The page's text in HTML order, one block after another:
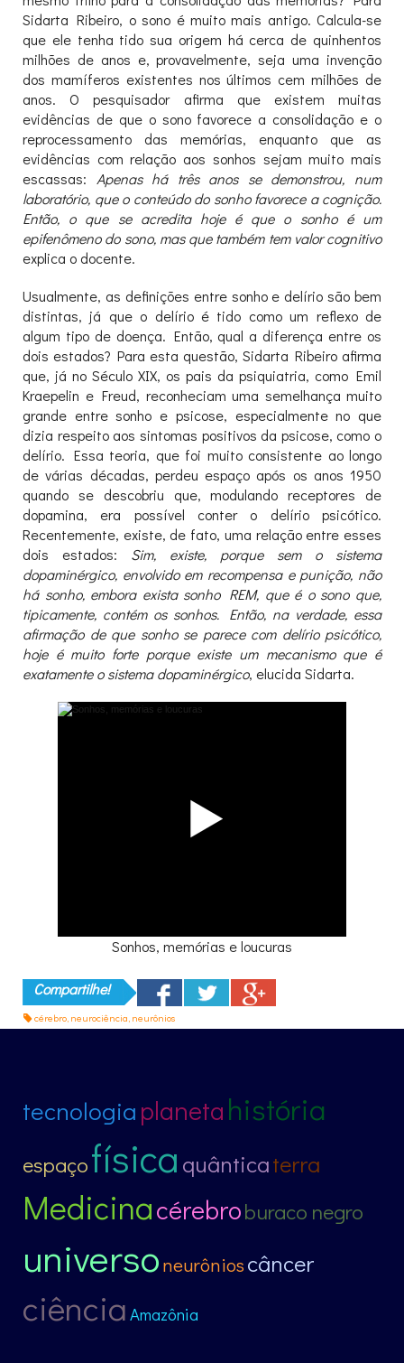
Sidarta Ribeiro, o sono é muito mais antigo. Calcula-se
que ele tenha tido sua origem há cerca de quinhentos
milhões de anos e, provavelmente, seja uma invenção
dos mamíferos existentes nos últimos cem milhões de
anos. O pesquisador afirma que existem muitas
evidências de que o sono favorece a consolidação e o
reprocessamento das memórias, enquanto que as
evidências com relação aos sonhos sejam muito mais
escassas: Apenas há três anos se demonstrou, num
laboratório, que o conteúdo do sonho favorece a cognição.
Então, o que se acredita hoje é que o sonho é um
epifenômeno do sono, mas que também tem valor cognitivo
explica o docente.
Usualmente, as definições entre sonho e delírio são bem
distintas, já que o delírio é tido como um reflexo de
algum tipo de doença. Então, qual a diferença entre os
dois estados? Para esta questão, Sidarta Ribeiro afirma
que, já no Século XIX, os pais da psiquiatria, como Emil
Kraepelin e Freud, reconheciam uma semelhança muito
grande entre sonho e psicose, especialmente no que
dizia respeito aos sintomas positivos da psicose, como o
delírio. Essa teoria, que foi muito consistente ao longo
de várias décadas, perdeu espaço após os anos 1950
quando se descobriu que, modulando receptores de
dopamina, era possível conter o delírio psicótico.
Recentemente, existe, de fato, uma relação entre esses
dois estados: Sim, existe, porque sem o sistema
dopaminérgico, envolvido em recompensa e punição, não
há sonho, embora exista sonho REM, que é o sono que,
tipicamente, contém os sonhos. Então, na verdade, essa
afirmação de que sonho se parece com delírio psicótico,
hoje é muito forte porque existe um mecanismo que é
exatamente o sistema dopaminérgico, elucida Sidarta.
Sonhos, memórias e loucuras
Compartilhe!
cérebro, neurociência, neurônios
tecnologia planetahistória
espaçofísica quânticaterra
Medicinacérebroburaco negro
universoneurônioscâncer
ciência Amazônia